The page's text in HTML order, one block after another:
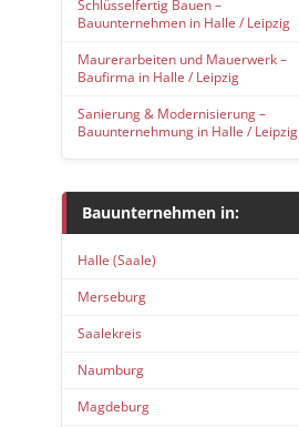
Schlüsselfertig Bauen –
Bauunternehmen in Halle / Leipzig
Maurerarbeiten und Mauerwerk –
Baufirma in Halle / Leipzig
Sanierung & Modernisierung –
Bauunternehmung in Halle / Leipzig
Bauunternehmen in:
Halle (Saale)
Merseburg
Saalekreis
Naumburg
Magdeburg